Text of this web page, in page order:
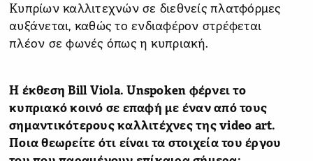
Κυπρίων καλλιτεχνών σε διεθνείς πλατφόρμες
αυξάνεται, καθώς το ενδιαφέρον στρέφεται
πλέον σε φωνές όπως η κυπριακή.
Η έκθεση Bill Viola. Unspoken φέρνει το
κυπριακό κοινό σε επαφή με έναν από τους
σημαντικότερους καλλιτέχνες της video art.
Ποια θεωρείτε ότι είναι τα στοιχεία του έργου